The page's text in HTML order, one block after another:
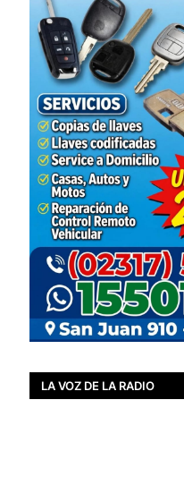
LA VOZ DE LA RADIO